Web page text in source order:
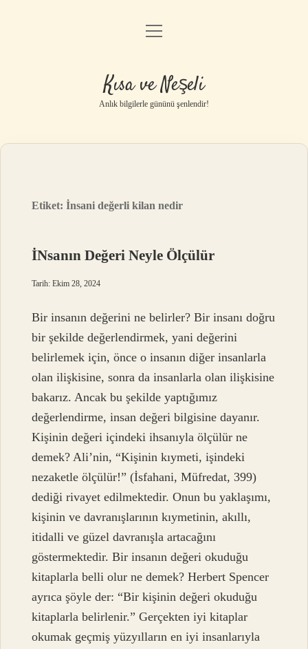
Anasayfa
Yasal Uyarı
menüyü
Kısa ve Neşeli
Anlık bilgilerle gününü şenlendir!
Etiket:İnsani değerli kilan nedir
İNsanın Değeri Neyle Ölçülür
Tarih: Ekim 28, 2024
Bir insanın değerini ne belirler? Bir insanı doğru
bir şekilde değerlendirmek, yani değerini
belirlemek için, önce o insanın diğer insanlarla
olan ilişkisine, sonra da insanlarla olan ilişkisine
bakarız. Ancak bu şekilde yaptığımız
değerlendirme, insan değeri bilgisine dayanır.
Kişinin değeri içindeki ihsanıyla ölçülür ne
demek? Ali’nin, “Kişinin kıymeti, işindeki
nezaketle ölçülür!” (İsfahani, Müfredat, 399)
dediği rivayet edilmektedir. Onun bu yaklaşımı,
kişinin ve davranışlarının kıymetinin, akıllı,
itidalli ve güzel davranışla artacağını
göstermektedir. Bir insanın değeri okuduğu
kitaplarla belli olur ne demek? Herbert Spencer
ayrıca şöyle der: “Bir kişinin değeri okuduğu
kitaplarla belirlenir.” Gerçekten iyi kitaplar
okumak geçmiş yüzyılların en iyi insanlarıyla